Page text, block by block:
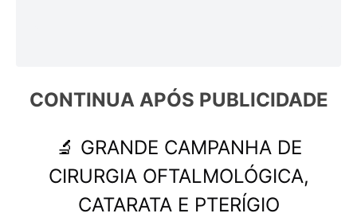
CONTINUA APÓS PUBLICIDADE
🔬 GRANDE CAMPANHA DE
CIRURGIA OFTALMOLÓGICA,
CATARATA E PTERÍGIO